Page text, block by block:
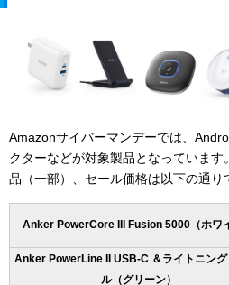
Amazonサイバーマンデーでは、
クターなどが対象製品となっていま
品（一部）、セール価格は以下の通り
Anker PowerCore III Fusion 5000（ホワ
Anker PowerLine II USB-C ＆ライトニング
ル（グリーン）